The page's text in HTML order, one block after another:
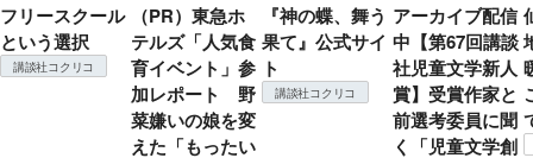
フリースクール
という選択
講談社コクリコ
（PR）東急ホ
テルズ「人気食
育イベント」参
加レポート 野
菜嫌いの娘を変
えた「もったい
『神の蝶、舞う
果て』公式サイ
ト
講談社コクリコ
アーカイブ配信
中【第67回講談
社児童文学新人
賞】受賞作家と
前選考委員に聞
く「児童文学創